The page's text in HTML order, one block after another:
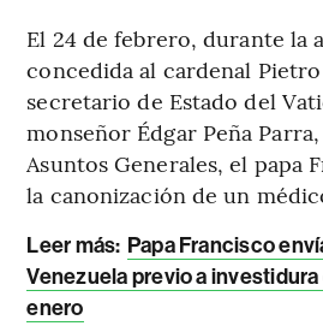
El 24 de febrero, durante la
concedida al cardenal
secretario de Estado del
monseñor Édgar Peña
Asuntos Generales, el papa
la canonización de un
Leer más: Papa Francisco
Venezuela previo a investidura
enero